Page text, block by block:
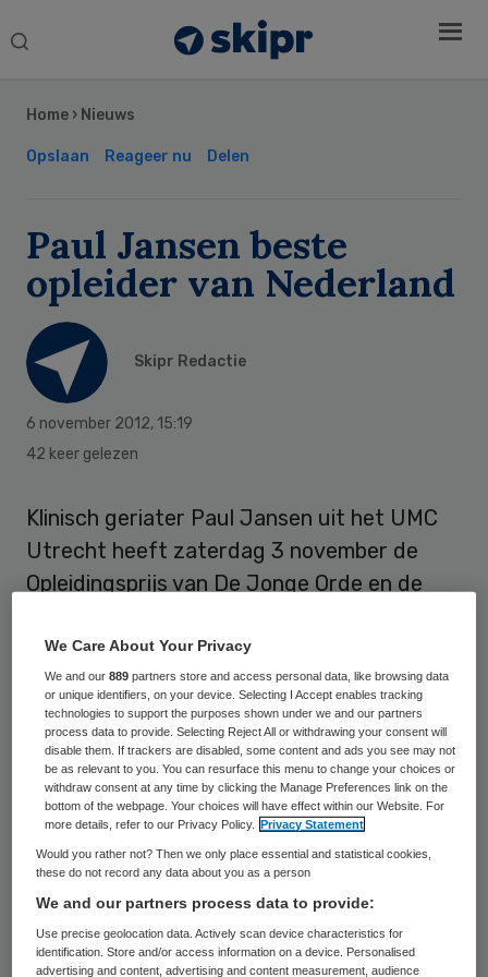
Search
Home › Nieuws
Opslaan Reageer nu Delen
Paul Jansen beste
opleider van Nederland
Skipr Redactie
6 november 2012, 15:19
42 keer gelezen
Klinisch geriater Paul Jansen uit het UMC
Utrecht heeft zaterdag 3 november de
Opleidingsprijs van De Jonge Orde en de
Pathologie in Tergooiziekenhuizen (derde
prijs) en Anneke ten Brinke, opleider
Longziekten in MC Leeuwarden (tweede
prijs) waren de andere genomineerden.
Jansen wint met zijn verkiezing een
bronzen beeld en een geldbedrag van 7000
euro ten behoeve van
opleidingsverbetering. De landelijke
Opleidingsprijs werd dit jaar voor de vierde
keer georganiseerd door De Jonge Orde en
Sidebar
We Care About Your Privacy
We and our889 partners store and access personal data, like browsing data
or unique identifiers, on your device. Selecting I Accept enables tracking
technologies to support the purposes shown under we and our partners
process data to provide. Selecting Reject All or withdrawing your consent will
disable them. If trackers are disabled, some content and ads you see may not
be as relevant to you. You can resurface this menu to change your choices or
withdraw consent at any time by clicking the Manage Preferences link on the
bottom of the webpage. Your choices will have effect within our Website. For
more details, refer to our Privacy Policy.
Privacy Statement
Would you rather not? Then we only place essential and statistical cookies,
these do not record any data about you as a person
We and our partners process data to provide:
Use precise geolocation data. Actively scan device characteristics for
identification. Store and/or access information on a device. Personalised
advertising and content, advertising and content measurement, audience